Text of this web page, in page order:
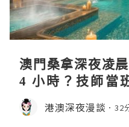
澳門桑拿深夜凌
4 小時？技師當
程、過夜安排一次
港澳深夜漫談 32